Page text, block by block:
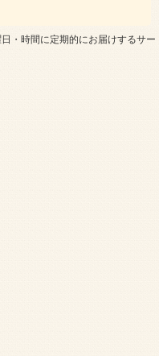
・時間に定期的にお届けするサー